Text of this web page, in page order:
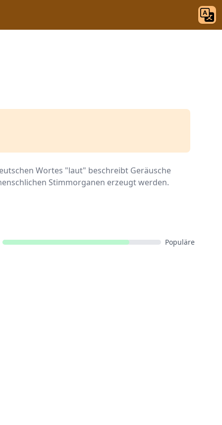
Wortes "laut" beschreibt Geräusche
Stimmorganen erzeugt werden.
Populäre